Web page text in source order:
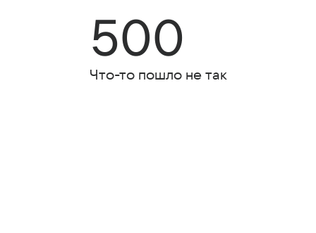
500
Что-то пошло не так